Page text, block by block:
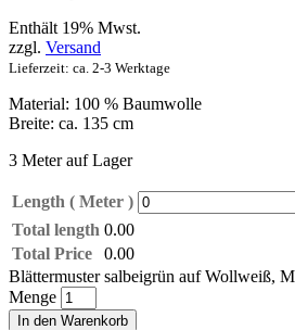
Enthält 19% Mwst.
zzgl. Versand
Lieferzeit: ca. 2-3 Werktage
Material: 100 % Baumwolle
Breite: ca. 135 cm
3 Meter auf Lager
Length ( Meter )
Total length 0.00
Total Price
0.00
Blättermuster salbeigrün auf Wollweiß,
Menge
In den Warenkorb